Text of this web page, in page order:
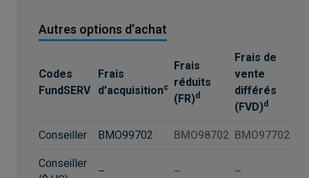
Autres options d’achat
Codes
FundSERV
Frais
d’acquisitionc
Frais
réduits
(FR)d
Frais de
vente
différés
(FVD)d
Conseiller BMO99702 BMO98702 BMO97702
Conseiller
– – –